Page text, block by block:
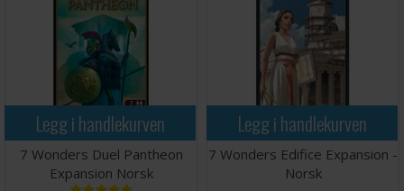
Legg i handlekurven
7 Wonders Duel Pantheon
Expansion Norsk
Legg i handlekurven
7 Wonders Edifice Expansion -
Norsk